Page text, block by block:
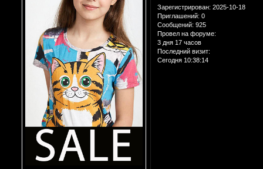
Зарегистрирован: 2025-10-18
Приглашений: 0
Сообщений: 925
Провел на форуме:
3 дня 17 часов
Последний визит:
Сегодня 10:38:14